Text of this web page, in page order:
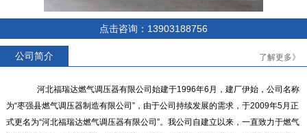
点击咨询：13903188756
公司简介 了解更多》
河北福瑞达燃气调压器有限公司始建于1996年6月，建厂伊始，公司名称
为“枣强县燃气调压器制造有限公司”，由于公司持续发展的需求，于2009年5月正
式更名为“河北福瑞达燃气调压器有限公司”。我公司自建立以来，一直致力于燃气
RTZ-*/0.4D系列燃气调压器
RTZ-*/4.0-*G系列燃气调压器 RTZ-15/0.4中压进户表前调压